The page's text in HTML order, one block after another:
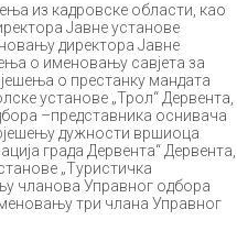
из кадровске области, као
Јавне установе
директора Јавне
о именовању савјета за
о престанку мандата
установе „Трол“ Дервента,
–представника оснивача
дужности вршиоца
града Дервента“ Дервента,
„Туристичка
чланова Управног одбора
три члана Управног